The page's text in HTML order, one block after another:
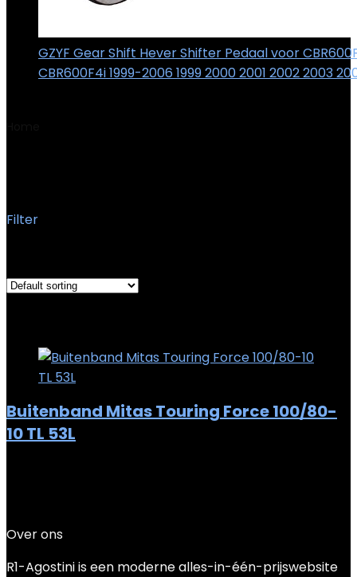
GZYF Gear Shift Hever Shifter Pedaal voor
CBR600F4i 1999-2006 1999 2000 2001 2002 2003
Filter
Buitenband Mitas Touring Force 100/80-
10 TL 53L
Over ons
R1-Agostini is een moderne alles-in-één-prijswebsite